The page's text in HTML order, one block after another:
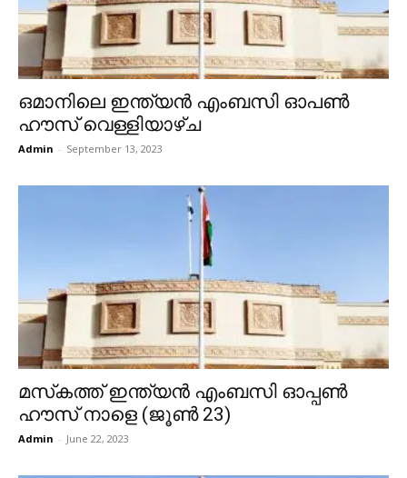
ഒമാനിലെ ഇന്ത്യൻ എംബസി ഓപൺ
ഹൗസ് വെള്ളിയാഴ്ച
Admin - September 13, 2023
മസ്‌കത്ത് ഇന്ത്യന്‍ എംബസി ഓപ്പണ്‍
ഹൗസ് നാളെ (ജൂണ്‍ 23)
Admin - June 22, 2023